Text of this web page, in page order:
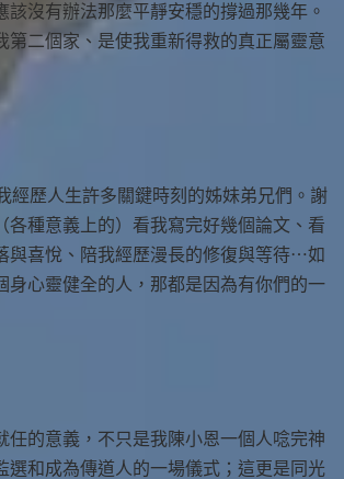
該沒有辦法那麼平靜安穩的撐過那幾年。
第二個家、是使我重新得救的真正屬靈意
經歷人生許多關鍵時刻的姊妹弟兄們。謝
各種意義上的）看我寫完好幾個論文、看
與喜悅、陪我經歷漫長的修復與等待⋯如
身心靈健全的人，那都是因為有你們的一
任的意義，不只是我陳小恩一個人唸完神
選和成為傳道人的一場儀式；這更是同光